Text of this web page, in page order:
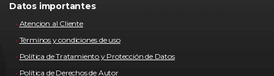
Datos importantes
Atencion al Cliente
Términos y condiciones de uso
Política de Tratamiento y Protección de Datos
Política de Derechos de Autor